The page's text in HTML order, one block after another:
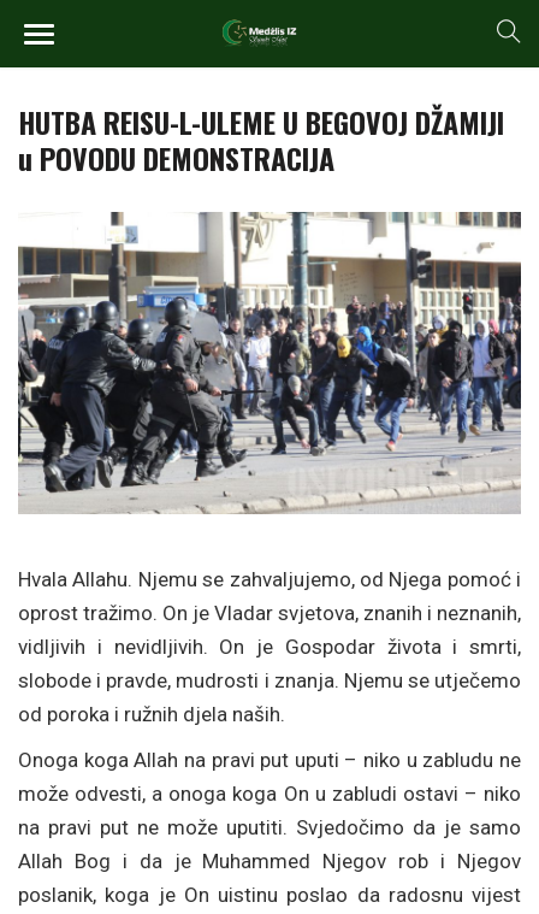
HUTBA REISU-L-ULEME U BEGOVOJ DŽAMIJI
u POVODU DEMONSTRACIJA
Hvala Allahu. Njemu se zahvaljujemo, od Njega pomoć i
oprost tražimo. On je Vladar svjetova, znanih i neznanih,
vidljivih i nevidljivih. On je Gospodar života i smrti,
slobode i pravde, mudrosti i znanja. Njemu se utječemo
od poroka i ružnih djela naših.
Onoga koga Allah na pravi put uputi – niko u zabludu ne
može odvesti, a onoga koga On u zabludi ostavi – niko
na pravi put ne može uputiti. Svjedočimo da je samo
Allah Bog i da je Muhammed Njegov rob i Njegov
poslanik, koga je On uistinu poslao da radosnu vijest